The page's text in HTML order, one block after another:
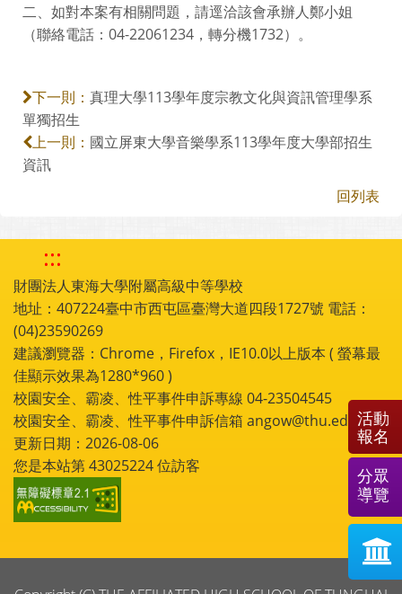
二、如對本案有相關問題，請逕洽該會承辦人鄭小姐
（聯絡電話：04-22061234，轉分機1732）。
下一則： 真理大學113學年度宗教文化與資訊管理學系
單獨招生
上一則： 國立屏東大學音樂學系113學年度大學部招生
資訊
回列表
:::
財團法人東海大學附屬高級中等學校
地址：407224臺中市西屯區臺灣大道四段1727號 電話：
(04)23590269
建議瀏覽器：Chrome，Firefox，IE10.0以上版本 ( 螢幕最
佳顯示效果為1280*960 )
校園安全、霸凌、性平事件申訴專線 04-23504545
校園安全、霸凌、性平事件申訴信箱 angow@thu.edu.tw
更新日期：2026-08-06
您是本站第43025224位訪客
活動
報名
分眾
導覽